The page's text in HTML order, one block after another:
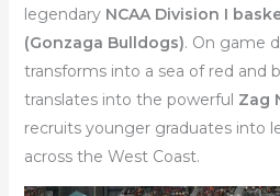
legendary NCAA Division I
(Gonzaga Bulldogs). On game
transforms into a sea of red and
translates into the powerful Zag
recruits younger graduates into
across the West Coast.